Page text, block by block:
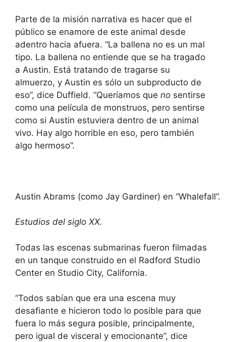
Parte de la misión narrativa es hacer que el
público se enamore de este animal desde
adentro hacia afuera. “La ballena no es un mal
tipo. La ballena no entiende que se ha tragado
a Austin. Está tratando de tragarse su
almuerzo, y Austin es sólo un subproducto de
eso”, dice Duffield. “Queríamos que no sentirse
como una película de monstruos, pero sentirse
como si Austin estuviera dentro de un animal
vivo. Hay algo horrible en eso, pero también
algo hermoso”.
Austin Abrams (como Jay Gardiner) en “Whalefall”.
Estudios del siglo XX.
Todas las escenas submarinas fueron filmadas
en un tanque construido en el Radford Studio
Center en Studio City, California.
“Todos sabían que era una escena muy
desafiante e hicieron todo lo posible para que
fuera lo más segura posible, principalmente,
pero igual de visceral y emocionante”, dice